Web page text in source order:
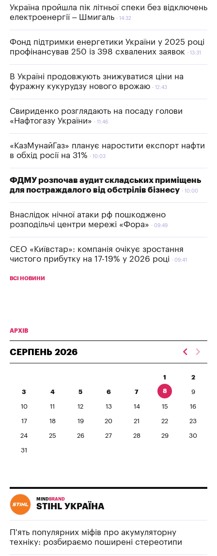
Україна пройшла пік літньої спеки без відключень
електроенергії – Шмигаль
14:32
Фонд підтримки енергетики України у 2025 році
профінансував 250 із 398 схвалених заявок
13:31
В Україні продовжують знижуватися ціни на
фуражну кукурудзу нового врожаю
12:43
Свириденко розглядають на посаду голови
«Нафтогазу України»
11:46
«КазМунайГаз» планує наростити експорт нафти
в обхід росії на 31%
10:03
ФДМУ розпочав аудит складських приміщень
для постраждалого від обстрілів бізнесу
10:00
Внаслідок нічної атаки рф пошкоджено
розподільчі центри мережі «Фора»
09:49
СЕО «Київстар»: компанія очікує зростання
чистого прибутку на 17-19% у 2026 році
09:41
ВСІ НОВИНИ
АРХІВ
СЕРПЕНЬ 2026
1 2
3 4 5 6 7 8 9
10 11 12 13 14 15 16
17 18 19 20 21 22 23
24 25 26 27 28 29 30
31
MIND BRAND
STIHL УКРАЇНА
П'ять популярних міфів про акумуляторну
техніку: розбираємо поширені стереотипи